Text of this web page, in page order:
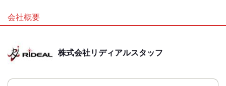
履歴書不要
最後までお読みいただきありがとうございます。
042-707-0971 または 担当者の携帯電話より
しばらくお待ち下さい。
※電話でのご応募・ご質問は「バイトルを見ました」
会社概要
株式会社リディアルスタッフ